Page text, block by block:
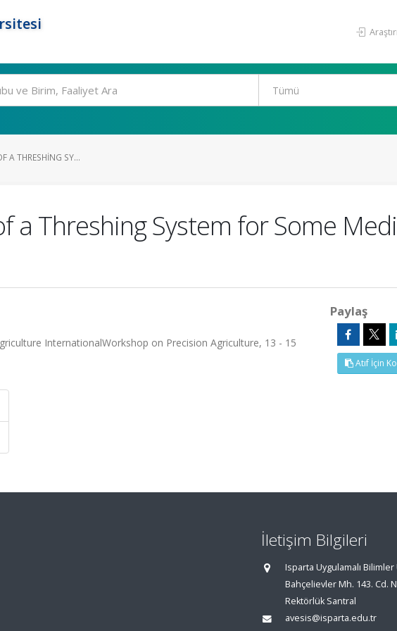
A THRESHING SY...
a Threshing System for Some
InternationalWorkshop on Precision Agriculture, 13 - 15
Paylaş
Atıf İçin
İletişim Bilgileri
Isparta Uygulamalı
Bahçelievler Mh. 143. Cd.
Rektörlük Santral
avesis@isparta.edu.tr